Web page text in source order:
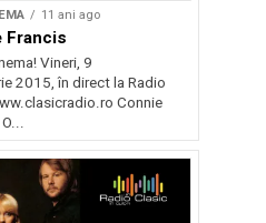
11 ani ago
Francis
Vineri, 9
2015, în direct la Radio
Connie